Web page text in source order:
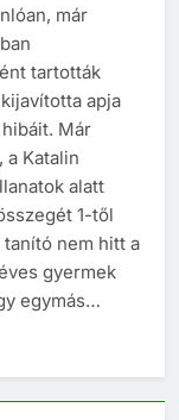
már
tartották
apja
Már
a Katalin
alatt
1-től
nem hitt a
gyermek
egymás…